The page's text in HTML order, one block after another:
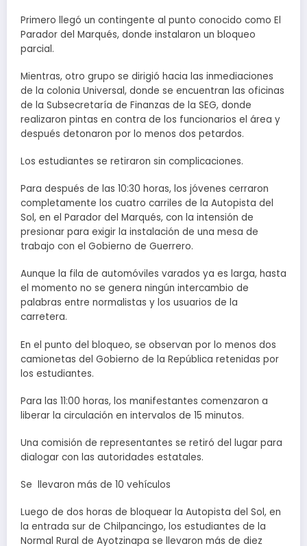
Primero llegó un contingente al punto conocido como El
Parador del Marqués, donde instalaron un bloqueo
parcial.
Mientras, otro grupo se dirigió hacia las inmediaciones
de la colonia Universal, donde se encuentran las oficinas
de la Subsecretaría de Finanzas de la SEG, donde
realizaron pintas en contra de los funcionarios el área y
después detonaron por lo menos dos petardos.
Los estudiantes se retiraron sin complicaciones.
Para después de las 10:30 horas, los jóvenes cerraron
completamente los cuatro carriles de la Autopista del
Sol, en el Parador del Marqués, con la intensión de
presionar para exigir la instalación de una mesa de
trabajo con el Gobierno de Guerrero.
Aunque la fila de automóviles varados ya es larga, hasta
el momento no se genera ningún intercambio de
palabras entre normalistas y los usuarios de la
carretera.
En el punto del bloqueo, se observan por lo menos dos
camionetas del Gobierno de la República retenidas por
los estudiantes.
Para las 11:00 horas, los manifestantes comenzaron a
liberar la circulación en intervalos de 15 minutos.
Una comisión de representantes se retiró del lugar para
dialogar con las autoridades estatales.
Se llevaron más de 10 vehículos
Luego de dos horas de bloquear la Autopista del Sol, en
la entrada sur de Chilpancingo, los estudiantes de la
Normal Rural de Ayotzinapa se llevaron más de diez